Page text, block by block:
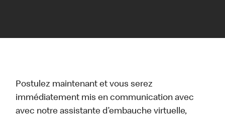
Postulez maintenant et vous serez
immédiatement mis en communication avec
avec notre assistante d’embauche virtuelle,